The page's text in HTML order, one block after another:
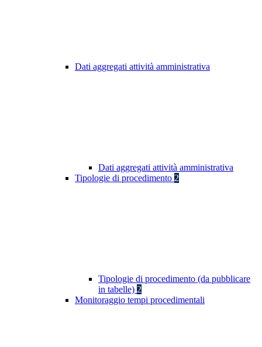
Dati aggregati attività amministrativa
Dati aggregati attività amministrativa
Tipologie di procedimento 2
Tipologie di procedimento (da pubblicare
in tabelle) 2
Monitoraggio tempi procedimentali